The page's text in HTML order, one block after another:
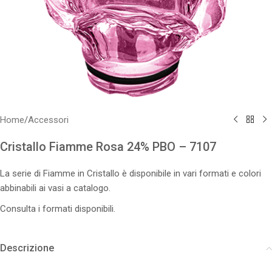
Home/Accessori
Cristallo Fiamme Rosa 24% PBO – 7107
La serie di Fiamme in Cristallo è disponibile in vari formati e colori
abbinabili ai vasi a catalogo.
Consulta i formati disponibili.
Descrizione